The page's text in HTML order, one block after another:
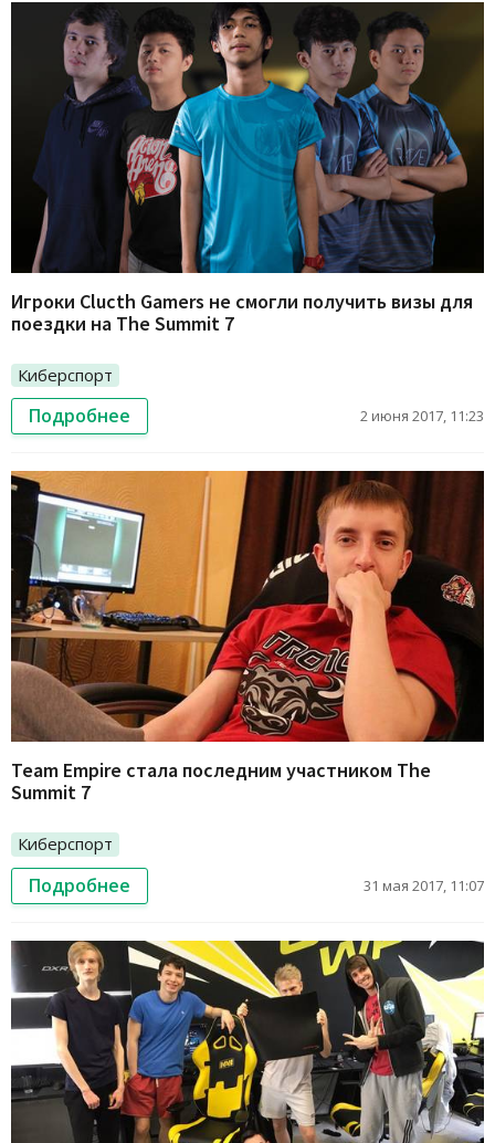
Игроки Clucth Gamers не смогли получить визы для
поездки на The Summit 7
Киберспорт
Подробнее 2 июня 2017, 11:23
Team Empire стала последним участником The
Summit 7
Киберспорт
Подробнее 31 мая 2017, 11:07